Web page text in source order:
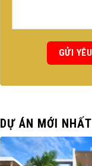
DỰ ÁN MỚI NHẤT